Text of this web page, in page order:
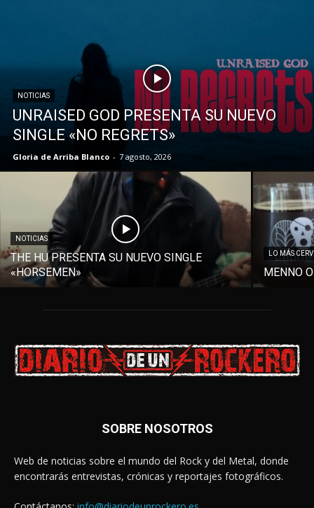
NOTICIAS
UNRAISED GOD PRESENTA SU NUEVO
SINGLE «NO REGRETS»
Gloria de Arriba Blanco - 7 agosto, 2026
NOTICIAS
THE HU PRESENTA SU NUEVO SINGLE
«HORSEMEN»
LO MÁS
MENNO
SOBRE NOSOTROS
Web de noticias sobre el mundo del Rock y del Metal, donde
encontrarás entrevistas, crónicas y reportajes fotográficos.